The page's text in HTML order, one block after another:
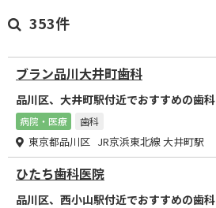
353件
ブラン品川大井町歯科
品川区、大井町駅付近でおすすめの歯科
病院・医療 歯科
東京都品川区 JR京浜東北線 大井町駅
ひたち歯科医院
品川区、西小山駅付近でおすすめの歯科